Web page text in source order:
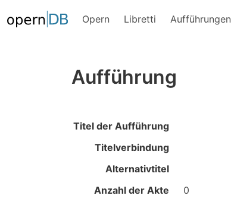
Opern Libretti Aufführungen
Aufführung
Titel der Aufführung
Titelverbindung
Alternativtitel
Anzahl der Akte
0